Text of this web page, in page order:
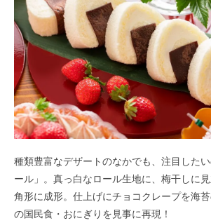
種類豊富なデザートのなかでも、注目した
ール」。真っ白なロール生地に、梅干しに
角形に成形。仕上げにチョコクレープを海
の国民食・おにぎりを見事に再現！